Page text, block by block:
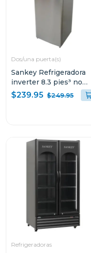
Dos/una puerta(s)
Sankey Refrigeradora
inverter 8.3 pies³ no
frost luz led rf90in70
$239.95 $249.95
Refrigeradoras